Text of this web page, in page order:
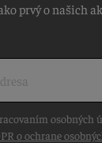
prvý o našich
osobných
o ochrane